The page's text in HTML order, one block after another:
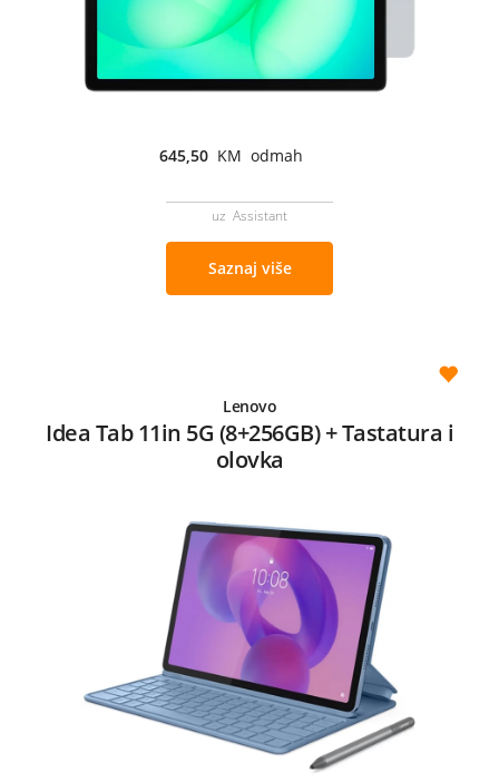
645,50 KM odmah
uz Assistant
Saznaj više
Lenovo
Idea Tab 11in 5G (8+256GB) + Tastatura i
olovka